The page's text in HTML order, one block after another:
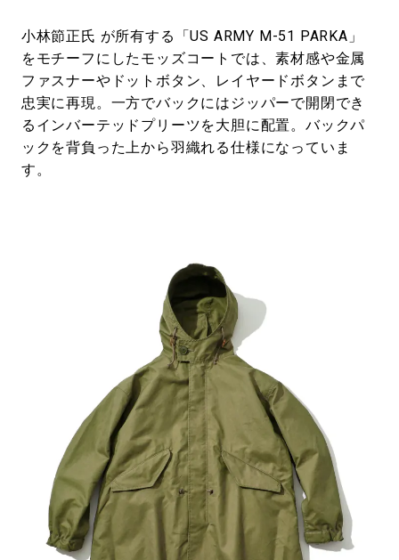
小林節正氏 が所有する「US ARMY M-51 PARKA」
をモチーフにしたモッズコートでは、素材感や金属
ファスナーやドットボタン、レイヤードボタンまで
忠実に再現。一方でバックにはジッパーで開閉でき
るインバーテッドプリーツを大胆に配置。バックパ
ックを背負った上から羽織れる仕様になっていま
す。